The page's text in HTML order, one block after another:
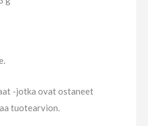
-jotka ovat ostaneet
tuotearvion.